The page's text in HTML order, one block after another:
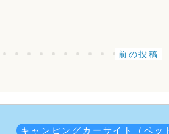
前の投稿
キャンピングカーサイト（ペッ